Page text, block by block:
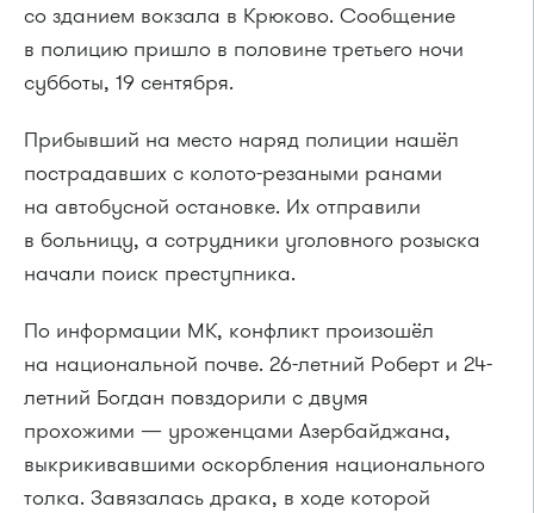
со зданием вокзала в Крюково. Сообщение
в полицию пришло в половине третьего ночи
субботы, 19 сентября.
Прибывший на место наряд полиции нашёл
пострадавших с колото-резаными ранами
на автобусной остановке. Их отправили
в больницу, а сотрудники уголовного розыска
начали поиск преступника.
По информации МК, конфликт произошёл
на национальной почве. 26-летний Роберт и 24-
летний Богдан повздорили с двумя
прохожими — уроженцами Азербайджана,
выкрикивавшими оскорбления национального
толка. Завязалась драка, в ходе которой